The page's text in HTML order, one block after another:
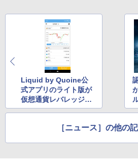
Liquid by Quoine公
式アプリのライト版が
仮想通貨レバレッジ取
引に対応
［ニュース］の他の